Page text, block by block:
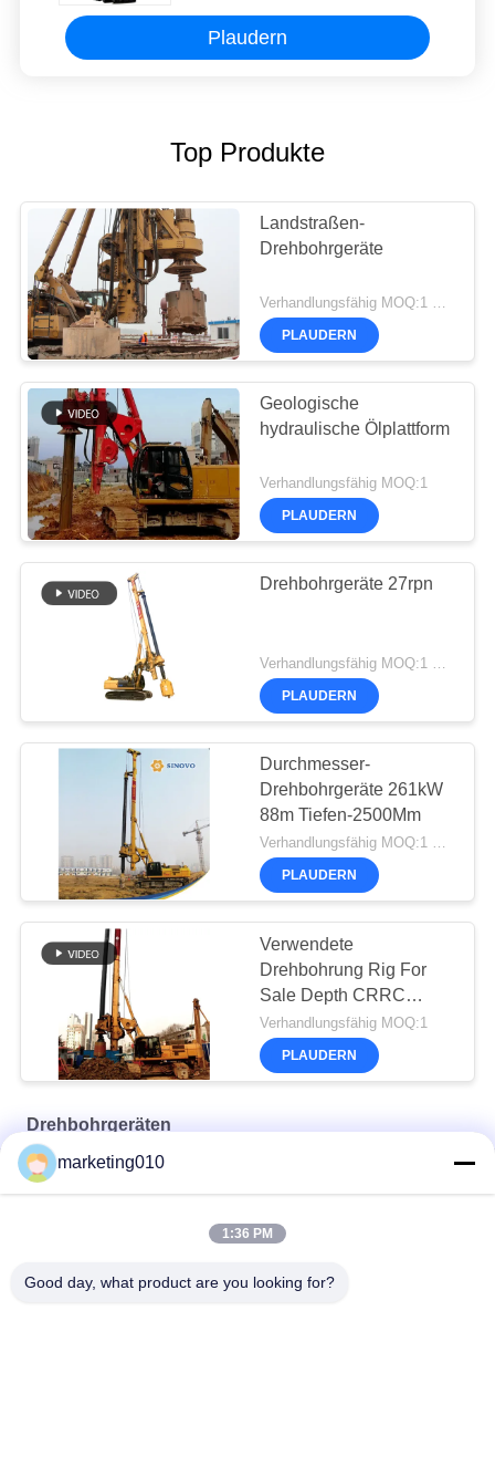
Plaudern
Top Produkte
Landstraßen-
Drehbohrgeräte
Verhandlungsfähig MOQ:1 Satz
PLAUDERN
Geologische
hydraulische Ölplattform
Verhandlungsfähig MOQ:1
PLAUDERN
Drehbohrgeräte 27rpn
PLAUDERN
Durchmesser-
Drehbohrgeräte 261kW
88m Tiefen-2500Mm
Verhandlungsfähig MOQ:1 Satz
PLAUDERN
Verwendete
Drehbohrung Rig For
Sale Depth CRRC
TR250D 80m
Verhandlungsfähig MOQ:1
PLAUDERN
Drehbohrgeräten
TR60 Drehbohrgerät
marketing010
1:36 PM
Good day, what product are you looking for?